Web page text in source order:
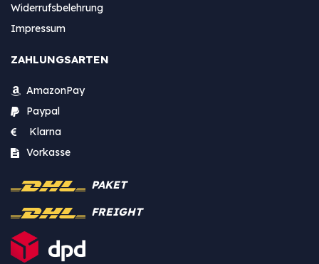
Widerrufsbelehrung
Impressum
ZAHLUNGSARTEN
AmazonPay
Paypal
Klarna
Vorkasse
PAKET
FREIGHT